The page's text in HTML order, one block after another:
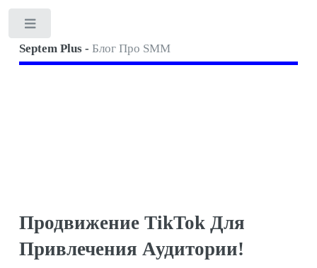
Septem Plus - Блог Про SMM
Продвижение TikTok Для
Привлечения Аудитории!